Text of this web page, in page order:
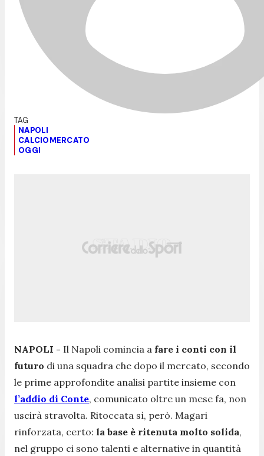
NAPOLI
CALCIOMERCATO
OGGI
NAPOLI - Il Napoli comincia a fare i conti con il
futuro di una squadra che dopo il mercato, secondo
le prime approfondite analisi partite insieme con
l’addio di Conte, comunicato oltre un mese fa, non
uscirà stravolta. Ritoccata sì, però. Magari
rinforzata, certo: la base è ritenuta molto solida,
nel gruppo ci sono talenti e alternative in quantità